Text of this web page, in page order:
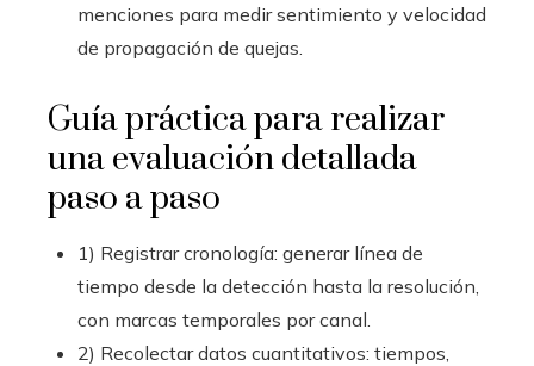
menciones para medir sentimiento y velocidad
de propagación de quejas.
Guía práctica para realizar
una evaluación detallada
paso a paso
1) Registrar cronología: generar línea de
tiempo desde la detección hasta la resolución,
con marcas temporales por canal.
2) Recolectar datos cuantitativos: tiempos,